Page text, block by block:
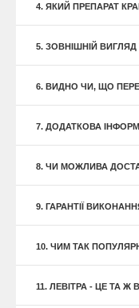
4. ЯКИЙ ПРЕПАРАТ
5. ЗОВНІШНІЙ
6. ВИДНО ЧИ, ЩО
7. ДОДАТКОВА
8. ЧИ МОЖЛИВА
9. ГАРАНТІЇ
10. ЧИМ ТАК
11. ЛЕВІТРА - ЦЕ ТА Ж